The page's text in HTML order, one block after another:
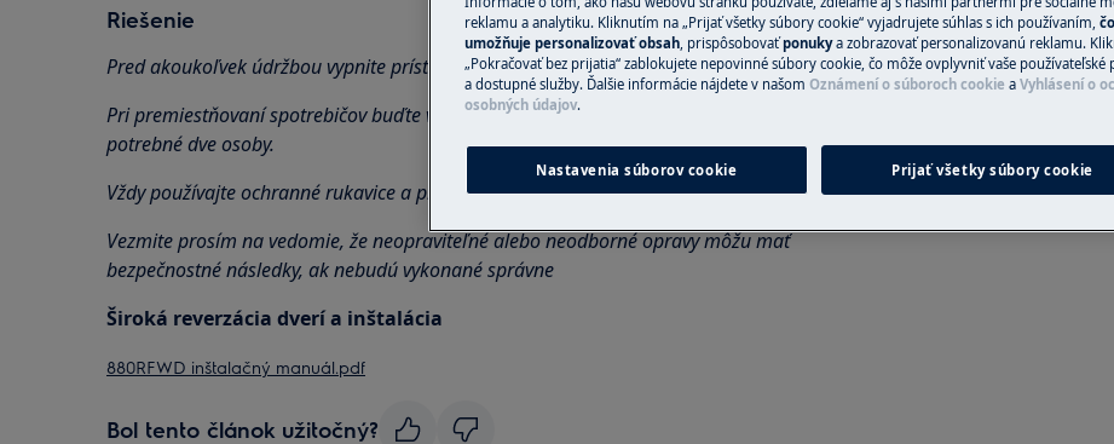
Riešenie
Pred akoukoľvek údržbou vypnite prístroj a vytiahnite zástrčku zozásuvky.
Pri premiestňovaní spotrebičov buďte vždy opatrní, pri prenášaní ťažkých spotrebičov sú
potrebné dve osoby.
Vždy používajte ochranné rukavice a priloženú obuv.
Vezmite prosím na vedomie, že neopraviteľné alebo neodborné opravy môžu mať
bezpečnostné následky, ak nebudú vykonané správne
Široká reverzácia dverí a inštalácia
880RFWD inštalačný manuál.pdf
Bol tento článok užitočný?
reklamu a analytiku. Kliknutím na „Prijať všetky súbory cookie“ vyjadrujete súhlas s ich používaním,
umožňuje personalizovať obsah, prispôsobovaťponukya zobrazovať personalizovanú reklamu.
„Pokračovať bez prijatia“ zablokujete nepovinné súbory cookie, čo môže ovplyvniť vaše používateľské
a dostupné služby. Ďalšie informácie nájdete v našom Oznámení o súboroch cookie a Vyhlásení o
osobných údajov.
Nastavenia súborov cookie Prijať všetky súbory cookie